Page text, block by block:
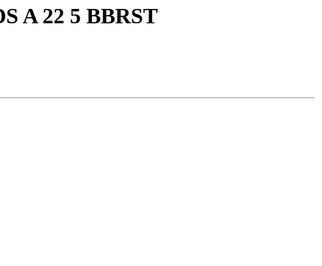
A 22 5 BBRST